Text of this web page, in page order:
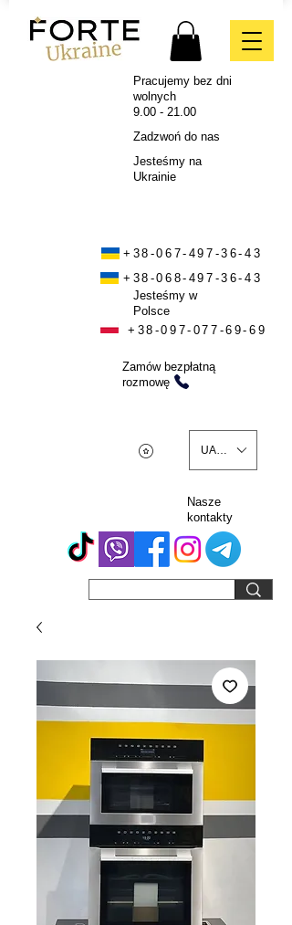
Pracujemy bez dni
wolnych
9.00 - 21.00
Zadzwoń do nas
Jesteśmy na
Ukrainie
+38-067-497-36-43
+38-068-497-36-43
Jesteśmy w
Polsce
+38-097-077-69-69
Zamów bezpłatną
rozmowę
UAH (₴)
Nasze
kontakty